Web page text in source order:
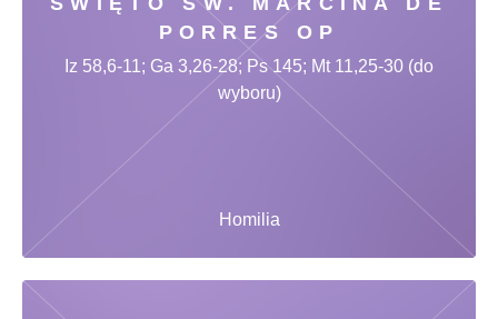
PORRES OP
Homilia
Iz 58,6-11; Ga 3,26-28; Ps 145; Mt 11,25-30 (do
wyboru)